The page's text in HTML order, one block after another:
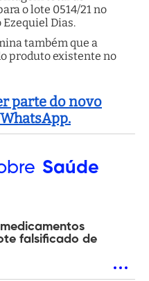
o lote 0514/21 no
Dias.
também que a
produto existente no
parte do novo
Saúde
falsificado de